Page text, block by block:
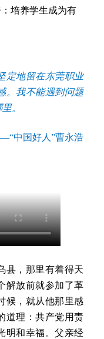
培养学生成为有
定地留在东莞职业
。我不能遇到问题
。
中国好人”曹永浩
县，那里有着得天
解放前就参加了革
候，就从他那里感
道理：共产党用责
明和幸福。父亲经